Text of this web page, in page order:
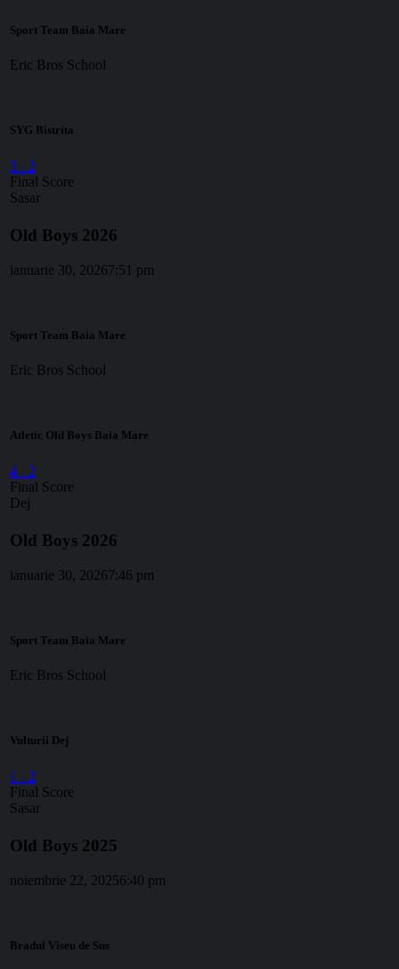
Sport Team Baia Mare
Eric Bros School
SYG Bistrita
3 - 2
Final Score
Sasar
Old Boys 2026
ianuarie 30, 20267:51 pm
Sport Team Baia Mare
Eric Bros School
Atletic Old Boys Baia Mare
4 - 2
Final Score
Dej
Old Boys 2026
ianuarie 30, 20267:46 pm
Sport Team Baia Mare
Eric Bros School
Vulturii Dej
1 - 2
Final Score
Sasar
Old Boys 2025
noiembrie 22, 20256:40 pm
Bradul Viseu de Sus